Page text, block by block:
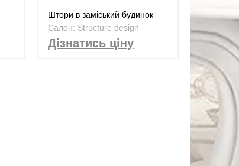
Штори в заміський будинок
Салон: Structure design
Дізнатись ціну